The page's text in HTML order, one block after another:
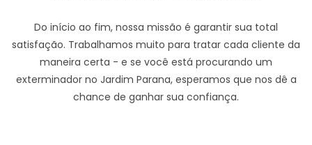
Do início ao fim, nossa missão é garantir sua total
satisfação. Trabalhamos muito para tratar cada cliente da
maneira certa - e se você está procurando um
exterminador no Jardim Parana, esperamos que nos dê a
chance de ganhar sua confiança.